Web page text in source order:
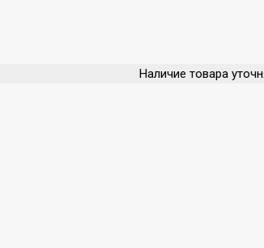
Наличие товара